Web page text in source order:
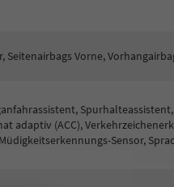
Vorne,
Spurhalteassistent,
adaptiv (ACC),
Sensor,